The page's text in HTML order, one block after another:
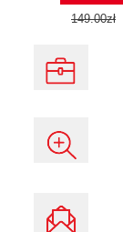
149.00zł